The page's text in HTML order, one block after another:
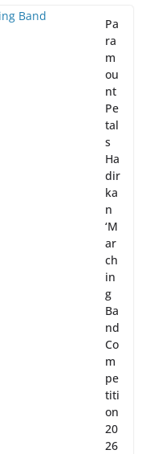
Pa
ra
m
ou
nt
Pe
tal
s
Ha
dir
ka
n
‘M
ar
ch
in
g
Ba
nd
Co
m
pe
titi
on
20
26